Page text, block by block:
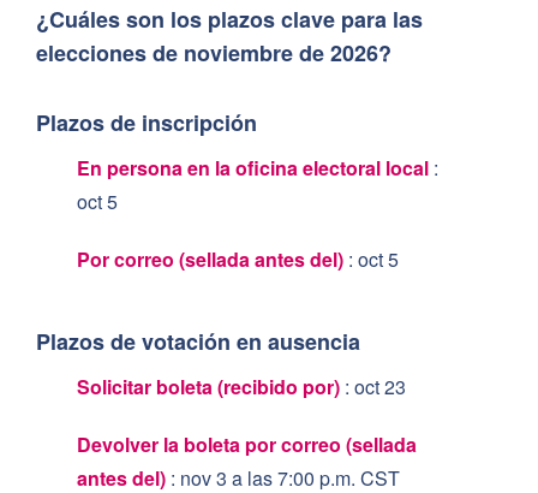
en persona antes de cumplir los 18 años?
¿Cómo voto en persona?
extranjero?
¿Cómo me comunico con mi oficina electoral local?
¿Cómo me comunico con la oficina electoral de mi
¿Puedo votar por correo?
¿Cuáles son los plazos clave para las
elecciones de noviembre de 2026?
Plazos de inscripción
En persona en la oficina electoral local :
oct 5
Por correo (sellada antes del) : oct 5
Plazos de votación en ausencia
Solicitar boleta (recibido por) : oct 23
Devolver la boleta por correo (sellada
antes del) : nov 3 a las 7:00 p.m. CST